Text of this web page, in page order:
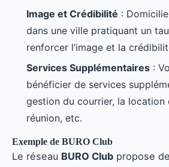
Image et Crédibilité :
dans une ville pratiquant un
renforcer l’image et la
Services Supplémentaires :
bénéficier de services
gestion du courrier, la location
réunion, etc.
Exemple de BURO Club
Le réseau BURO Club propose